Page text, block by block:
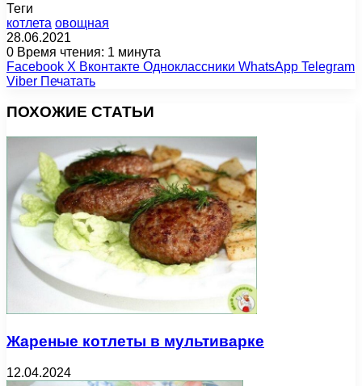
Теги
котлета овощная
28.06.2021
0 Время чтения: 1 минута
Facebook X Вконтакте Одноклассники WhatsApp Telegram
Viber Печатать
ПОХОЖИЕ СТАТЬИ
Жареные котлеты в мультиварке
12.04.2024